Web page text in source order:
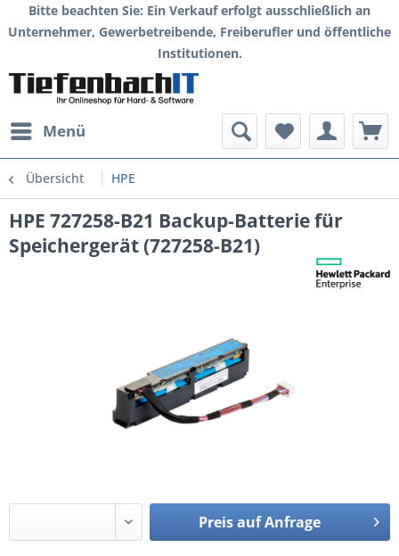
Bitte beachten Sie: Ein Verkauf erfolgt ausschließlich an
Unternehmer, Gewerbetreibende, Freiberufler und öffentliche
Institutionen.
Menü
Übersicht HPE
HPE 727258-B21 Backup-Batterie für
Speichergerät (727258-B21)
Preis auf Anfrage